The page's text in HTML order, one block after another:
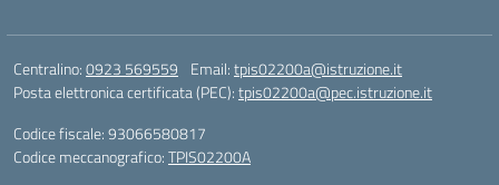
Centralino:0923 569559 Email:tpis02200a@istruzione.it
Posta elettronica certificata (PEC):tpis02200a@pec.istruzione.it
Codice fiscale: 93066580817
Codice meccanografico:TPIS02200A